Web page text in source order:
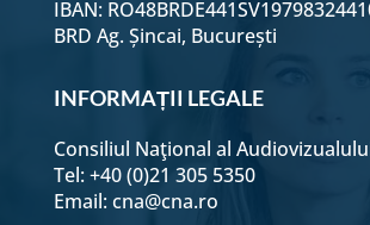
IBAN:
BRD Ag. Șincai, București
INFORMAȚII LEGALE
Consiliul Naţional al
Tel: +40 (0)21 305 5350
Email: cna@cna.ro